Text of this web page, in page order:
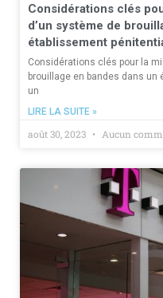
Considérations clés
d’un système de
établissement
Considérations clés pour la
brouillage en bandes dans
un
LIRE LA SUITE »
août 30, 2023 Aucun